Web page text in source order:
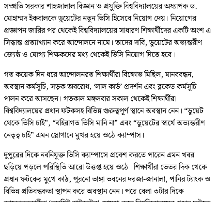
সম্প্রতি সরকার শাহজালাল বিজ্ঞান ও প্রযুক্তি বিশ্ববিদ্যালয়ের অধ্যাপক ড.
মোহাম্মদ ইকবালকে ডুয়েটের নতুন ভিসি হিসেবে নিয়োগ দেয়। নিয়োগের
প্রজ্ঞাপন জারির পর থেকেই বিশ্ববিদ্যালয়ের সাধারণ শিক্ষার্থীদের একটি অংশ এ
সিদ্ধান্ত প্রত্যাখ্যান করে আন্দোলনে নামে। তাদের দাবি, ডুয়েটের অভ্যন্তরীণ
জ্যেষ্ঠ ও যোগ্য শিক্ষকদের মধ্য থেকেই ভিসি নিয়োগ দিতে হবে।
গত কয়েক দিন ধরে আন্দোলনরত শিক্ষার্থীরা বিক্ষোভ মিছিল, মানববন্ধন,
অবস্থান কর্মসূচি, সড়ক অবরোধ, ‘লাল কার্ড’ প্রদর্শন এবং ব্লকেড কর্মসূচি
পালন করে আসছেন। গতকাল মঙ্গলবার সকাল থেকেই শিক্ষার্থীরা
বিশ্ববিদ্যালয়ের প্রধান ফটকসহ বিভিন্ন গুরুত্বপূর্ণ স্থানে অবস্থান নেন। “ডুয়েট
থেকে ভিসি চাই”, “বহিরাগত ভিসি মানি না” এবং “ডুয়েটের স্বার্থে অভ্যন্তরীণ
নেতৃত্ব চাই” এমন স্লোগানে মুখর হয়ে ওঠে ক্যাম্পাস।
দুপুরের দিকে নবনিযুক্ত ভিসি ক্যাম্পাসে প্রবেশ করতে পারেন এমন খবর
ছড়িয়ে পড়লে পরিস্থিতি আরো উত্তপ্ত হয়ে ওঠে। শিক্ষার্থীরা ভেতর দিক থেকে
প্রধান ফটকের মুখে কাঠ, পুরনো ভাঙ্গা ভবনের দরজা-জানালা, পানির ট্যাংক ও
বিভিন্ন প্রতিবন্ধকতা স্থাপন করে অবস্থান নেন। পরে বেলা ৩টার দিকে